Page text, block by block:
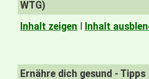
WTG)
Inhalt zeigen Inhalt
Ernähre dich gesund - Tipps